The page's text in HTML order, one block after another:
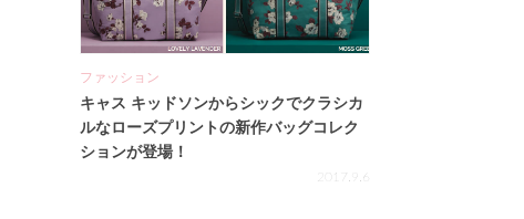
ファッション
キャス キッドソンからシックでクラシカ
ルなローズプリントの新作バッグコレク
ションが登場！
2017.9.6